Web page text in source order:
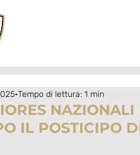
IL POSTICIPO
Tempo di lettura: 1 min